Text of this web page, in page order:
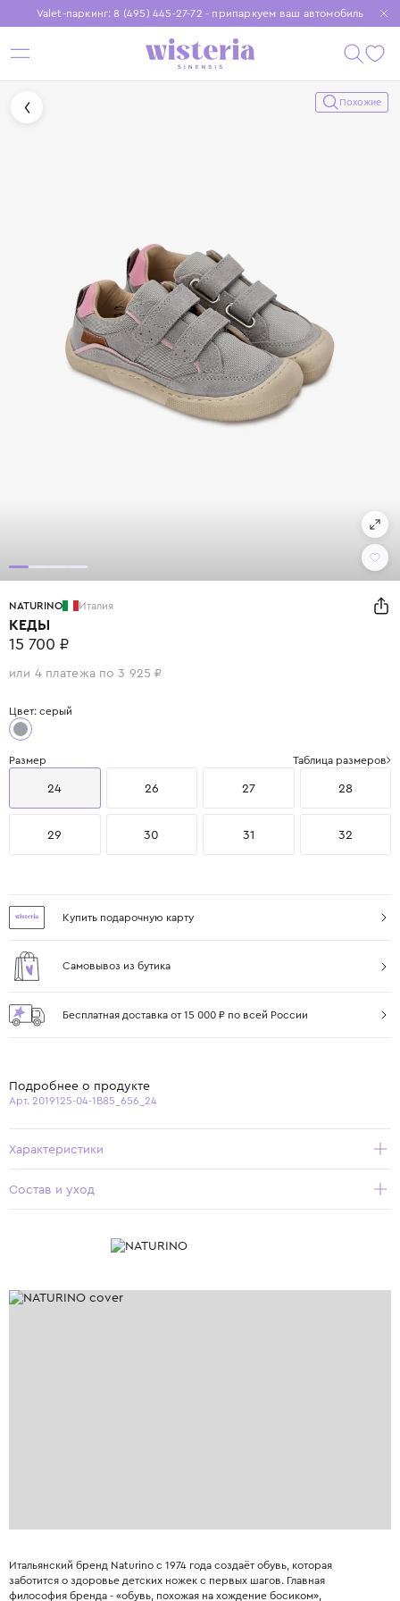
Valet-паркинг: 8 (495) 445-27-72 - припаркуем ваш автомобиль
Бесплатная доставка при заказе от 15 000 ₽
Установите приложение, чтобы покупки были еще удобнее
Похожие
NATURINO Италия
КЕДЫ
15 700 ₽
или 4 платежа по 3 925 ₽
Цвет: серый
Размер Таблица размеров
24 26 27 28
29 30 31 32
Купить подарочную карту
Самовывоз из бутика
Бесплатная доставка от 15 000 ₽ по всей России
Подробнее о продукте
Арт. 2019125-04-1B85_656_24
Характеристики
Состав и уход
Итальянский бренд Naturino с 1974 года создаёт обувь, которая
заботится о здоровье детских ножек с первых шагов. Главная
философия бренда - «обувь, похожая на хождение босиком»,